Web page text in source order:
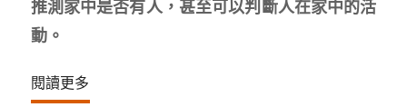
推測家中是否有人，甚至可以判斷人在家中的活
動。
閱讀更多